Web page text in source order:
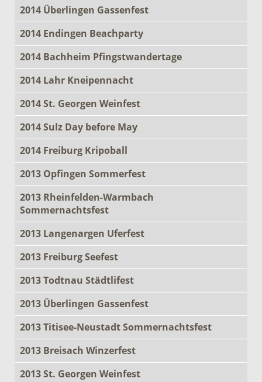
2014 Überlingen Gassenfest
2014 Endingen Beachparty
2014 Bachheim Pfingstwandertage
2014 Lahr Kneipennacht
2014 St. Georgen Weinfest
2014 Sulz Day before May
2014 Freiburg Kripoball
2013 Opfingen Sommerfest
2013 Rheinfelden-Warmbach
Sommernachtsfest
2013 Langenargen Uferfest
2013 Freiburg Seefest
2013 Todtnau Städtlifest
2013 Überlingen Gassenfest
2013 Titisee-Neustadt Sommernachtsfest
2013 Breisach Winzerfest
2013 St. Georgen Weinfest